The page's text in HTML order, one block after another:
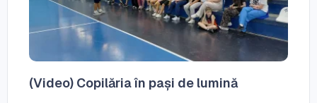
(Video) Copilăria în pași de lumină